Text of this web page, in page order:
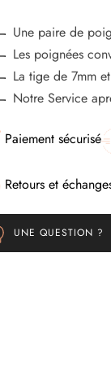
Une paire de
Les poignées
La tige de 7mm
Notre Service
Paiement sécurisé
Retours et
UNE QUESTION ?